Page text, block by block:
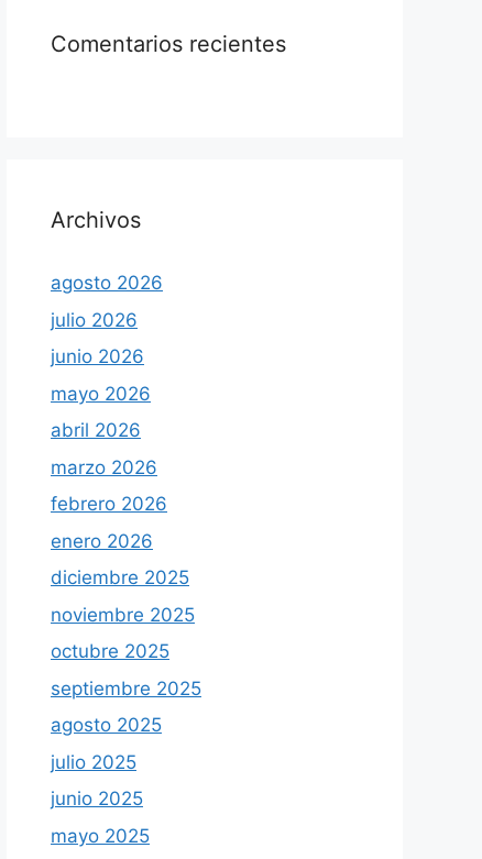
Comentarios recientes
Archivos
agosto 2026
julio 2026
junio 2026
mayo 2026
abril 2026
marzo 2026
febrero 2026
enero 2026
diciembre 2025
noviembre 2025
octubre 2025
septiembre 2025
agosto 2025
julio 2025
junio 2025
mayo 2025